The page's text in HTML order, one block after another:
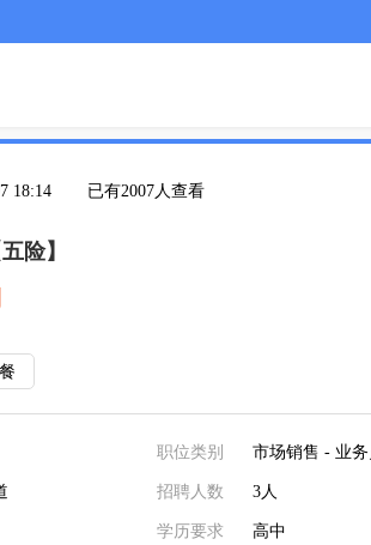
18:14 已有2007人查看
险】
职位类别 市场销售 - 业
招聘人数 3人
学历要求 高中